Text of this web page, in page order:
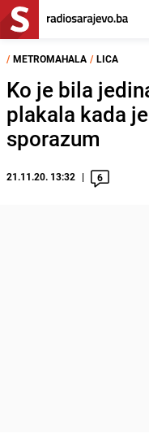
/ METROMAHALA / LICA
Ko je bila
plakala kada
sporazum
21.11.20. 13:32 6